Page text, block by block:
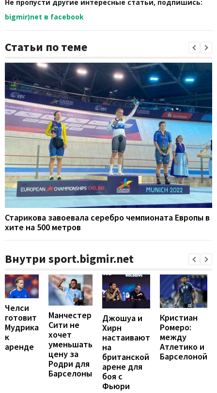
Не пропусти другие интересные статьи, подпишись:
bigmir)net в facebook
Статьи по теме
Старикова завоевала серебро чемпионата Европы в
хите на 500 метров
Внутри sport.bigmir.net
Челси
готовит
Мудрика
к
аренде
Манчестер
Сити не
хочет
уменьшать
цену за
Родри для
Барселоны
Джошуа и
Хирн
настаивают
на
британской
арене для
боя с
Фьюри
Кристиан
Ромеро:
между
Атлетико и
Барселоной